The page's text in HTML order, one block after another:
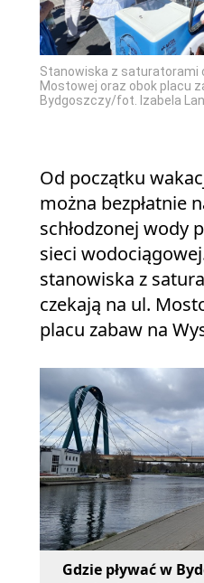
Stanowiska z saturatorami
Mostowej oraz obok placu
Bydgoszczy/fot. Izabela
Od początku
można bezpłatnie
schłodzonej wody
sieci
stanowiska z
czekają na ul.
placu zabaw na
Gdzie pływać w